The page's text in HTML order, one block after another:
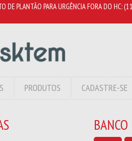
DE PLANTÃO PARA URGÊNCIA FORA DO HC:
PRODUTOS CADASTRE-SE